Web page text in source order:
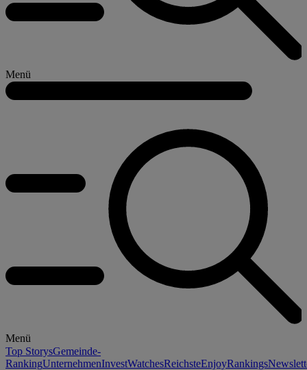
Menü
Menü
Top StorysGemeinde-
RankingUnternehmenInvestWatchesReichsteEnjoyRankings